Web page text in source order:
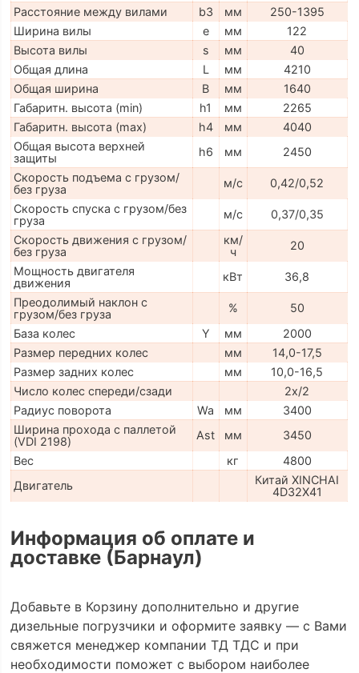
Расстояние между вилами b3 мм
250-1395
Ширина вилы
e мм
122
Высота вилы
s мм
40
Общая длина
L мм
4210
Общая ширина
B мм
1640
Габаритн. высота (min)
h1 мм
2265
Габаритн. высота (max)
h4 мм
4040
Общая высота верхней
защиты
h6 мм
2450
Скорость подъема с грузом/
без груза
м/с
0,42/0,52
Скорость спуска с грузом/без
груза
м/с
0,37/0,35
Скорость движения с грузом/
без груза
км/
ч
20
Мощность двигателя
движения
кВт
36,8
Преодолимый наклон с
грузом/без груза
%
50
База колес
Y мм
2000
Размер передних колес
мм
14,0-17,5
Размер задних колес
мм
10,0-16,5
Число колес спереди/сзади
2x/2
Радиус поворота
Wa мм
3400
Ширина прохода с паллетой
(VDI 2198)
Ast мм
3450
Вес
кг
4800
Двигатель
Китай XINCHAI
4D32X41
Информация об оплате и
доставке (Барнаул)
Добавьте в Корзину дополнительно и другие
дизельные погрузчики и оформите заявку — с Вами
свяжется менеджер компании ТД ТДС и при
необходимости поможет с выбором наиболее